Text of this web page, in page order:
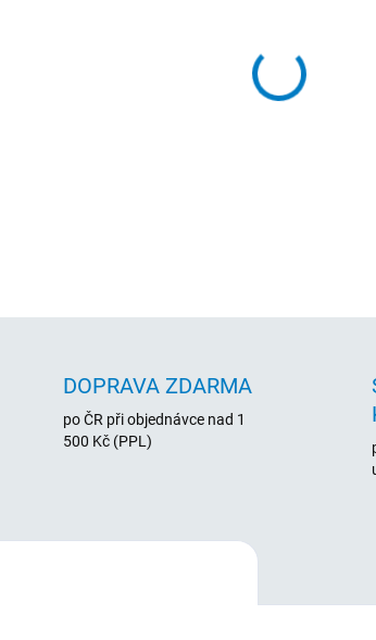
a
DOPRAVA ZDARMA
po ČR při objednávce nad 1
500 Kč (PPL)